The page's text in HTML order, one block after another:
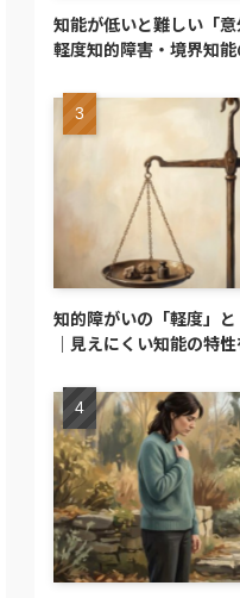
知能が低いと難しい「
軽度知的障害・境界知
知的障がいの「軽度」
｜見えにくい知能の特